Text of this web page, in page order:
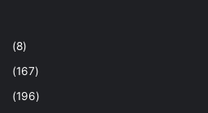
(8)
(167)
(196)